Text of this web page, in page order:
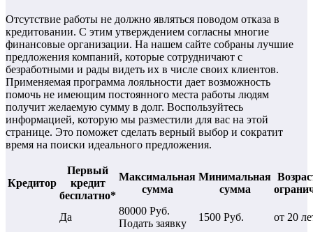
Отсутствие работы не должно являться поводом отказа в
кредитовании. С этим утверждением согласны многие
финансовые организации. На нашем сайте собраны лучшие
предложения компаний, которые сотрудничают с
безработными и рады видеть их в числе своих клиентов.
Применяемая программа лояльности дает возможность
помочь не имеющим постоянного места работы людям
получит желаемую сумму в долг. Воспользуйтесь
информацией, которую мы разместили для вас на этой
странице. Это поможет сделать верный выбор и сократит
время на поиски идеального предложения.
Кредитор
Первый
кредит
бесплатно*
Максимальная
сумма
Минимальная
сумма
Да
80000 Руб.
Подать заявку
1500 Руб. от 20